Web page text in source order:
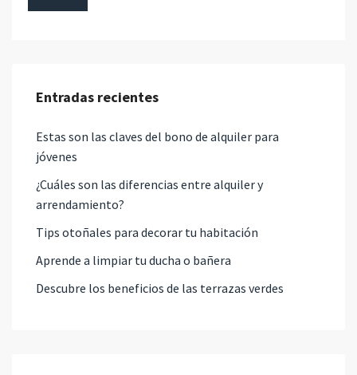
Entradas recientes
Estas son las claves del bono de alquiler para
jóvenes
¿Cuáles son las diferencias entre alquiler y
arrendamiento?
Tips otoñales para decorar tu habitación
Aprende a limpiar tu ducha o bañera
Descubre los beneficios de las terrazas verdes